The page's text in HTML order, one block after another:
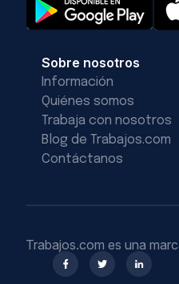
Sobre nosotros
Información
Quiénes somos
Trabaja con nosotros
Blog de Trabajos.com
Contáctanos
Trabajos.com es una